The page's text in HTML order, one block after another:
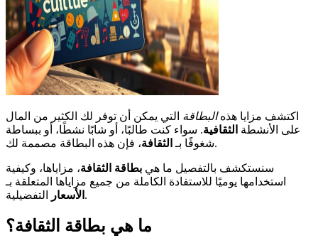
اكتشف مزايا هذهالبطاقة التي يمكن أن توفر لك الكثير من المال
على الأنشطة الثقافية. سواء كنت طالبًا، أو شابًا نشطًا، أو ببساطة
شغوفًا بـ الثقافة ، فإن هذه البطاقة مصممة لك.
سنستكشف بالتفصيل ما هي بطاقة الثقافة، مزاياها، وكيفية
استخدامها يوميًا للاستفادة الكاملة من جميع مزاياها المتعلقة بـ
الأسعار التفضيلية.
ما هي بطاقة الثقافة؟